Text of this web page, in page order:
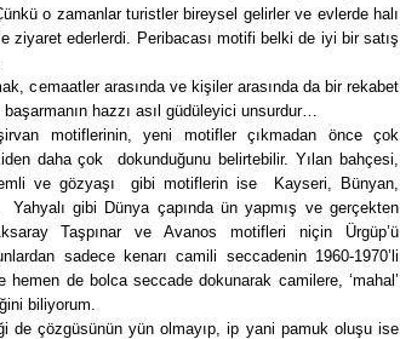
o zamanlar turistler bireysel gelirler ve evlerde halı
ziyaret ederlerdi. Peribacası motifi belki de iyi bir satış
cemaatler arasında ve kişiler arasında da bir rekabet
hazzı asıl güdüleyici unsurdur…
motiflerinin, yeni motifler çıkmadan önce çok
daha çok dokunduğunu belirtebilir. Yılan bahçesi,
ve gözyaşı gibi motiflerin ise Kayseri, Bünyan,
gibi Dünya çapında ün yapmış ve gerçekten
Taşpınar ve Avanos motifleri niçin Ürgüp’ü
sadece kenarı camili seccadenin 1960-1970’li
hemen de bolca seccade dokunarak camilere, ‘mahal’
biliyorum.
de çözgüsünün yün olmayıp, ip yani pamuk oluşu ise